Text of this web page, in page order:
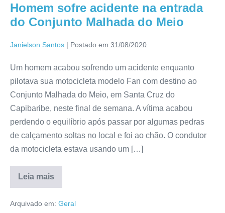
Homem sofre acidente na entrada
do Conjunto Malhada do Meio
Janielson Santos | Postado em 31/08/2020
Um homem acabou sofrendo um acidente enquanto
pilotava sua motocicleta modelo Fan com destino ao
Conjunto Malhada do Meio, em Santa Cruz do
Capibaribe, neste final de semana. A vítima acabou
perdendo o equilíbrio após passar por algumas pedras
de calçamento soltas no local e foi ao chão. O condutor
da motocicleta estava usando um […]
Leia mais
Arquivado em: Geral